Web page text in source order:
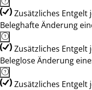
Zusätzliches Entgelt
Beleghafte Änderung
Zusätzliches Entgelt
Beleglose Änderung
Zusätzliches Entgelt